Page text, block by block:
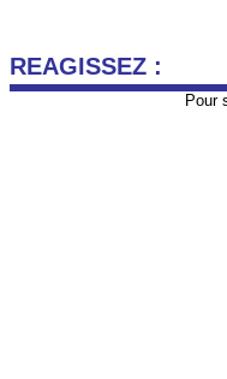
REAGISSEZ :
Pour